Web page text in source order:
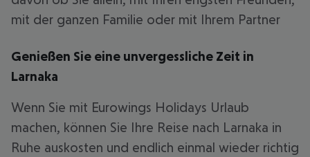
mit der ganzen Familie oder mit Ihrem Partner
Genießen Sie eine unvergessliche Zeit in
Larnaka
Wenn Sie mit Eurowings Holidays Urlaub
machen, können Sie Ihre Reise nach Larnaka in
Ruhe auskosten und endlich einmal wieder richtig